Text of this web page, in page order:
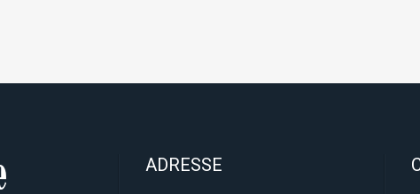
ADRESSE